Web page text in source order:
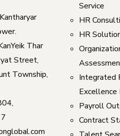
Thar
Street,
Township,
,
Service
HR
HR
Integrated
Excellence
Payroll
Contract